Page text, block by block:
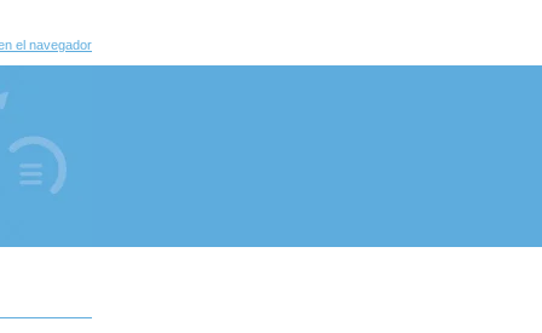
el navegador